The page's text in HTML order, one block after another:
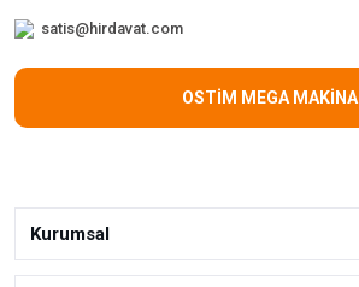
satis@hirdavat.com
OSTİM MEGA MAKİNA
Kurumsal